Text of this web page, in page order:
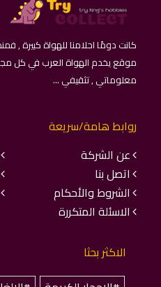
موقع يخدم الهواة العرب في كل
معلوماتي , تثقيفي ...
روابط هامة/سريعة
عن الشركة
اتصل بنا
الشروط والأحكام
الاسئلة المتكررة
الاكثر بحثا